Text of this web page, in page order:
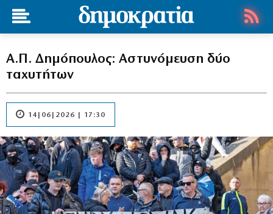
Α.Π. Δημόπουλος: Αστυνόμευση δύο
ταχυτήτων
14|06|2026 | 17:30